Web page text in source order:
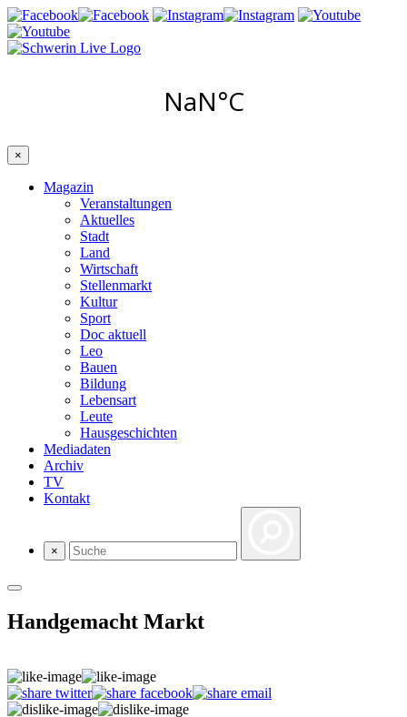
×
Magazin
Veranstaltungen
Aktuelles
Stadt
Land
Wirtschaft
Stellenmarkt
Kultur
Sport
Doc aktuell
Leo
Bauen
Bildung
Lebensart
Leute
Hausgeschichten
Mediadaten
Archiv
TV
Kontakt
×
Handgemacht Markt